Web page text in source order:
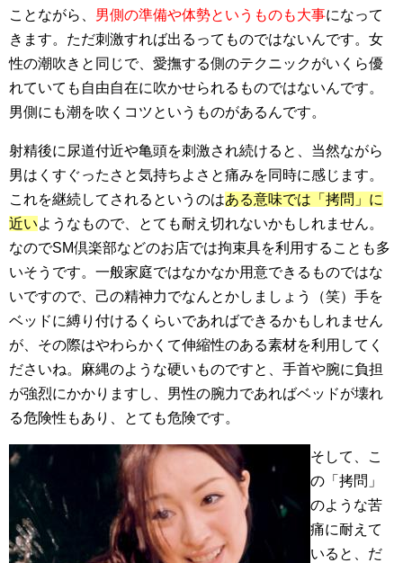
ことながら、 男側の準備や体勢というものも大事になって
きます。ただ刺激すれば出るってものではないんです。女
性の潮吹きと同じで、愛撫する側のテクニックがいくら優
れていても自由自在に吹かせられるものではないんです。
男側にも潮を吹くコツというものがあるんです。
射精後に尿道付近や亀頭を刺激され続けると、当然ながら
男はくすぐったさと気持ちよさと痛みを同時に感じます。
これを継続してされるというのはある意味では「拷問」に
近いようなもので、とても耐え切れないかもしれません。
なのでSM倶楽部などのお店では拘束具を利用することも多
いそうです。一般家庭ではなかなか用意できるものではな
いですので、己の精神力でなんとかしましょう（笑）手を
ベッドに縛り付けるくらいであればできるかもしれません
が、その際はやわらかくて伸縮性のある素材を利用してく
ださいね。麻縄のような硬いものですと、手首や腕に負担
が強烈にかかりますし、男性の腕力であればベッドが壊れ
る危険性もあり、とても危険です。
そして、こ
の「拷問」
のような苦
痛に耐えて
いると、だ